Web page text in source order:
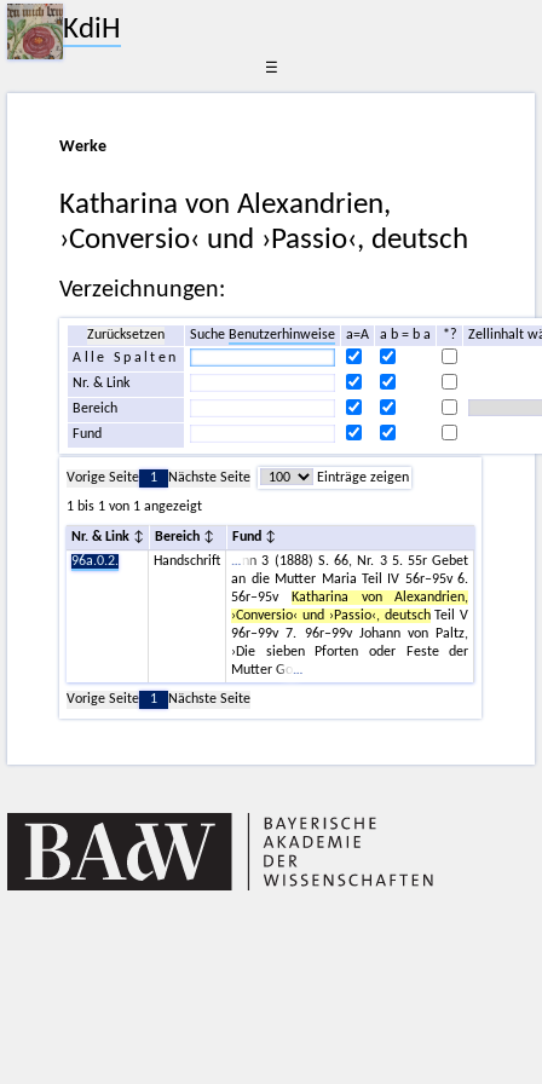
KdiH
☰
Werke
Katharina von Alexandrien,
›Conversio‹ und ›Passio‹, deutsch
Verzeichnungen:
Zurücksetzen SucheBenutzerhinweise a=A a b = b a *?
Zellinhalt
Alle Spalten
Nr. & Link
Bereich
Fund
Vorige Seite 1 Nächste Seite
Einträge zeigen
1 bis 1 von 1 angezeigt
Nr. & Link Bereich
Fund
96a.0.2.
Handschrift
nn 3 (1888) S. 66, Nr. 3 5. 55r Gebet
an die Mutter Maria Teil IV 56r–95v 6.
56r–95v Katharina von Alexandrien,
›Conversio‹ und ›Passio‹, deutschTeil V
96r–99v 7. 96r–99v Johann von Paltz,
›Die sieben Pforten oder Feste der
Mutter Go
Vorige Seite
1 Nächste Seite